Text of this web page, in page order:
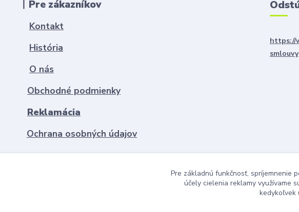
丨Pre zákazníkov
Kontakt
História
O nás
Obchodné podmienky
Reklamácia
Ochrana osobných údajov
https://
smlouvy
Pre základnú funkčnosť, spríjemnenie
účely cielenia reklamy využívame
kedykoľvek